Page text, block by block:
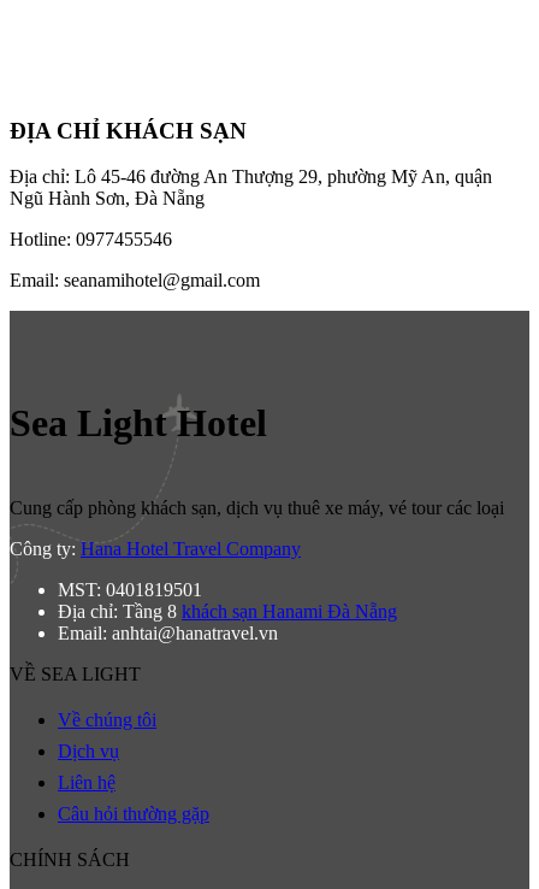
ĐỊA CHỈ KHÁCH SẠN
Địa chỉ: Lô 45-46 đường An Thượng 29, phường Mỹ An, quận
Ngũ Hành Sơn, Đà Nẵng
Hotline: 0977455546
Email: seanamihotel@gmail.com
Sea Light Hotel
Cung cấp phòng khách sạn, dịch vụ thuê xe máy, vé tour các loại
Công ty: Hana Hotel Travel Company
MST: 0401819501
Địa chỉ: Tầng 8 khách sạn Hanami Đà Nẵng
Email: anhtai@hanatravel.vn
VỀ SEA LIGHT
Về chúng tôi
Dịch vụ
Liên hệ
Câu hỏi thường gặp
CHÍNH SÁCH